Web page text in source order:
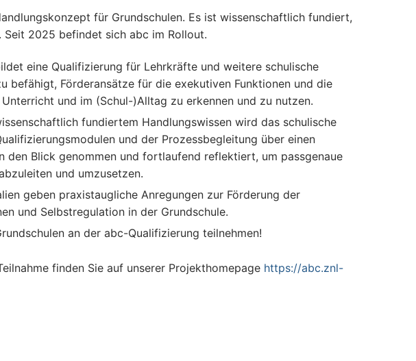
für Grundschulen. Es ist wissenschaftlich fundiert,
2025 befindet sich abc im Rollout.
eine Qualifizierung für Lehrkräfte und weitere schulische
befähigt, Förderansätze für die exekutiven Funktionen und die
und im (Schul-)Alltag zu erkennen und zu nutzen.
fundiertem Handlungswissen wird das schulische
und der Prozessbegleitung über einen
den Blick genommen und fortlaufend reflektiert, um passgenaue
und umzusetzen.
geben praxistaugliche Anregungen zur Förderung der
und Selbstregulation in der Grundschule.
an der abc-Qualifizierung teilnehmen!
finden Sie auf unserer Projekthomepage https://abc.znl-